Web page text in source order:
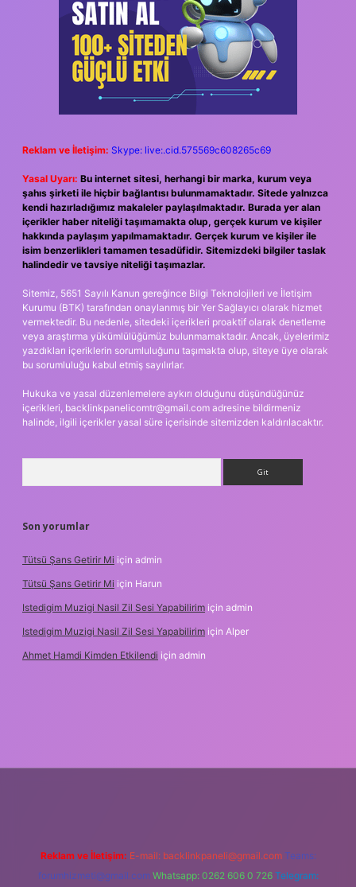
Reklam ve İletişim: Skype: live:.cid.575569c608265c69
Yasal Uyarı: Bu internet sitesi, herhangi bir marka, kurum veya
şahıs şirketi ile hiçbir bağlantısı bulunmamaktadır. Sitede yalnızca
kendi hazırladığımız makaleler paylaşılmaktadır. Burada yer alan
içerikler haber niteliği taşımamakta olup, gerçek kurum ve kişiler
hakkında paylaşım yapılmamaktadır. Gerçek kurum ve kişiler ile
isim benzerlikleri tamamen tesadüfidir. Sitemizdeki bilgiler taslak
halindedir ve tavsiye niteliği taşımazlar.
Sitemiz, 5651 Sayılı Kanun gereğince Bilgi Teknolojileri ve İletişim
Kurumu (BTK) tarafından onaylanmış bir Yer Sağlayıcı olarak hizmet
vermektedir. Bu nedenle, sitedeki içerikleri proaktif olarak denetleme
veya araştırma yükümlülüğümüz bulunmamaktadır. Ancak, üyelerimiz
yazdıkları içeriklerin sorumluluğunu taşımakta olup, siteye üye olarak
bu sorumluluğu kabul etmiş sayılırlar.
Hukuka ve yasal düzenlemelere aykırı olduğunu düşündüğünüz
içerikleri, backlinkpanelicomtr@gmail.com adresine bildirmeniz
halinde, ilgili içerikler yasal süre içerisinde sitemizden kaldırılacaktır.
Son yorumlar
Tütsü Şans Getirir Mi için admin
Tütsü Şans Getirir Mi için Harun
Istedigim Muzigi Nasil Zil Sesi Yapabilirim için admin
Istedigim Muzigi Nasil Zil Sesi Yapabilirim için Alper
Ahmet Hamdi Kimden Etkilendi için admin
Reklam ve İletişim: E-mail: backlinkpaneli@gmail.com Teams:
forumhizmeti@gmail.com Whatsapp: 0262 606 0 726 Telegram: